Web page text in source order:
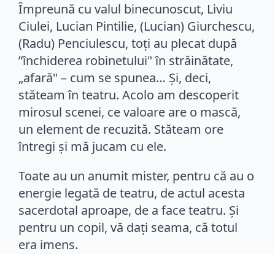
Împreună cu valul binecunoscut, Liviu
Ciulei, Lucian Pintilie, (Lucian) Giurchescu,
(Radu) Penciulescu, toţi au plecat după
”închiderea robinetului" în străinătate,
„afară" – cum se spunea… Şi, deci,
stăteam în teatru. Acolo am descoperit
mirosul scenei, ce valoare are o mască,
un element de recuzită. Stăteam ore
întregi şi mă jucam cu ele.
Toate au un anumit mister, pentru că au o
energie legată de teatru, de actul acesta
sacerdotal aproape, de a face teatru. Şi
pentru un copil, vă daţi seama, că totul
era imens.